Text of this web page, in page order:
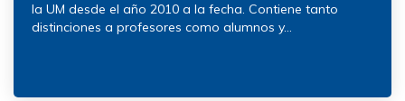
la UM desde el año 2010 a la fecha. Contiene tanto
distinciones a profesores como alumnos y...